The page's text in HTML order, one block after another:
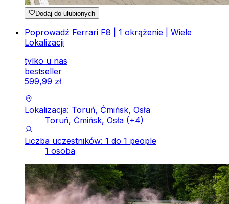
Dodaj do ulubionych
Poprowadź Ferrari F8 | 1 okrążenie | Wiele
Lokalizacji
tylko u nas
bestseller
599,99 zł
Lokalizacja: Toruń, Ćmińsk, Osła
Toruń, Ćmińsk, Osła (+4)
Liczba uczestników: 1 do 1 people
1 osoba